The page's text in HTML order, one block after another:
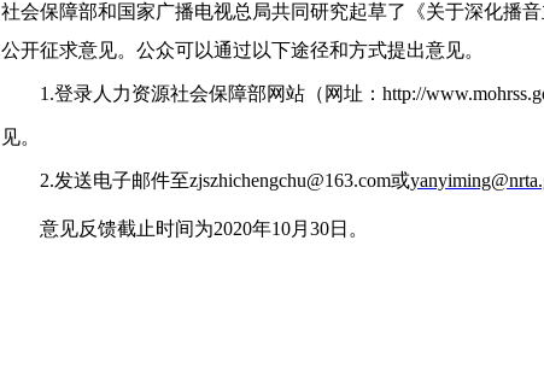
社会保障部和国家广播电视总局共同研究起草了《关于深化播
公开征求意见。公众可以通过以下途径和方式提出意见。
1.登录人力资源社会保障部网站（网址：http://
见。
2.发送电子邮件至zjszhichengchu@163.com或
意见反馈截止时间为2020年10月 30日。